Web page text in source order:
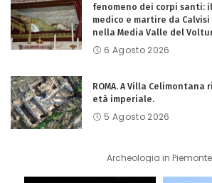
fenomeno dei corpi santi:
medico e martire da
nella Media Valle del
6 Agosto 2026
ROMA. A Villa
età imperiale.
5 Agosto 2026
Archeologia in Piemonte